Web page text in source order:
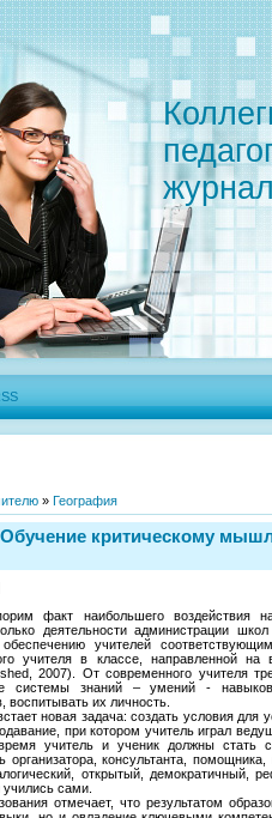
» География
критическому
факт наибольшего воздействия
деятельности администрации
учителей
учителя в классе, направленной на
2007). От современного учителя
системы знаний – умений -
воспитывать их личность.
новая задача: создать условия для
при котором учитель играл
учитель и ученик должны стать
организатора, консультанта,
открытый, демократичный,
сами.
отмечает, что результатом